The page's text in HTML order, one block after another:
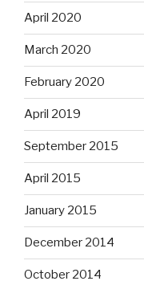
April 2020
March 2020
February 2020
April 2019
September 2015
April 2015
January 2015
December 2014
October 2014